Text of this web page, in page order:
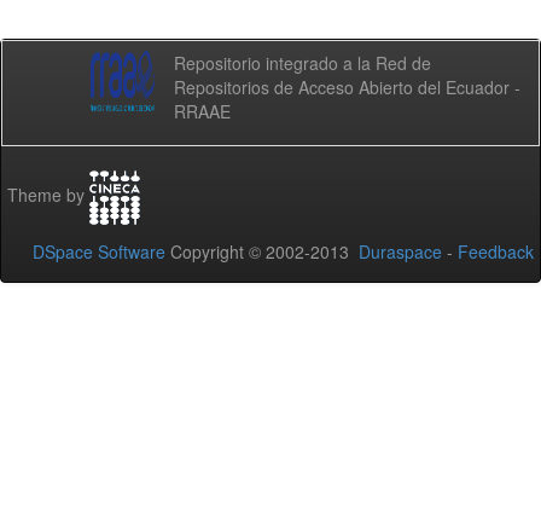
Repositorio integrado a la Red de
Repositorios de Acceso Abierto del Ecuador -
RRAAE
Theme by
DSpace Software Copyright © 2002-2013 Duraspace - Feedback